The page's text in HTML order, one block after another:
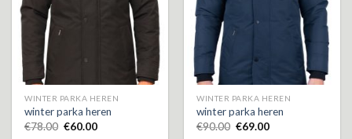
WINTER PARKA HEREN
winter parka heren
€78.00 €60.00
WINTER PARKA HEREN
winter parka heren
€90.00 €69.00